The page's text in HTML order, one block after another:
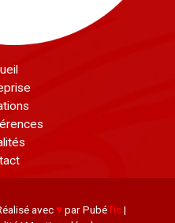
avec ♥par PubéTic|